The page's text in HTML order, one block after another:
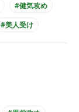
#健気攻め
#美人受け
#先輩・後輩